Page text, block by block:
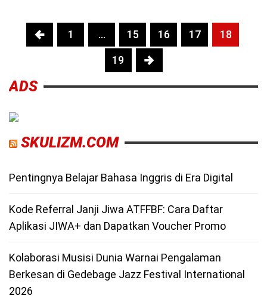
1 … 15 16 17 18
19
ADS
SKULIZM.COM
Pentingnya Belajar Bahasa Inggris di Era Digital
Kode Referral Janji Jiwa ATFFBF: Cara Daftar
Aplikasi JIWA+ dan Dapatkan Voucher Promo
Kolaborasi Musisi Dunia Warnai Pengalaman
Berkesan di Gedebage Jazz Festival International
2026